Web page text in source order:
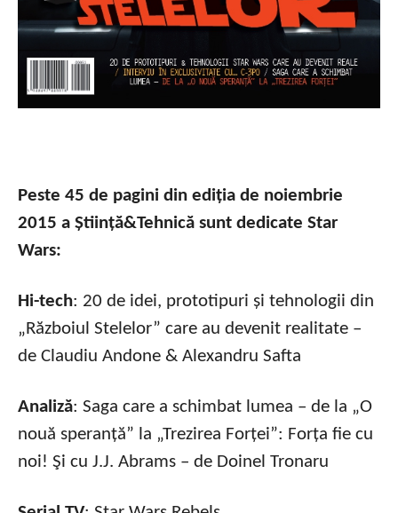
Peste 45 de pagini din ediția de noiembrie
2015 a Știință&Tehnică sunt dedicate Star
Wars:
Hi-tech: 20 de idei, prototipuri și tehnologii din
„Războiul Stelelor” care au devenit realitate –
de Claudiu Andone & Alexandru Safta
Analiză: Saga care a schimbat lumea – de la „O
nouă speranță” la „Trezirea Forței”: Forța fie cu
noi! Şi cu J.J. Abrams – de Doinel Tronaru